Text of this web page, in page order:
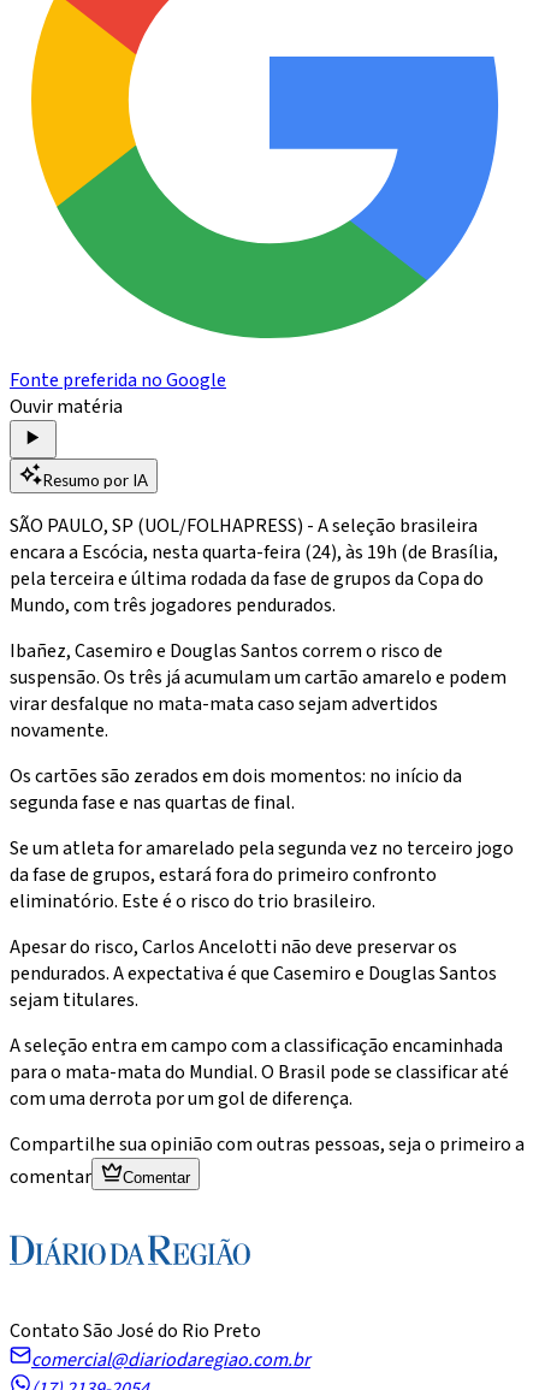
Fonte preferida no Google
Ouvir matéria
Resumo por IA
SÃO PAULO, SP (UOL/FOLHAPRESS) - A seleção brasileira
encara a Escócia, nesta quarta-feira (24), às 19h (de Brasília,
pela terceira e última rodada da fase de grupos da Copa do
Mundo, com três jogadores pendurados.
Ibañez, Casemiro e Douglas Santos correm o risco de
suspensão. Os três já acumulam um cartão amarelo e podem
virar desfalque no mata-mata caso sejam advertidos
novamente.
Os cartões são zerados em dois momentos: no início da
segunda fase e nas quartas de final.
Se um atleta for amarelado pela segunda vez no terceiro jogo
da fase de grupos, estará fora do primeiro confronto
eliminatório. Este é o risco do trio brasileiro.
Apesar do risco, Carlos Ancelotti não deve preservar os
pendurados. A expectativa é que Casemiro e Douglas Santos
sejam titulares.
A seleção entra em campo com a classificação encaminhada
para o mata-mata do Mundial. O Brasil pode se classificar até
com uma derrota por um gol de diferença.
Compartilhe sua opinião com outras pessoas, seja o primeiro a
comentar
Comentar
Contato São José do Rio Preto
comercial@diariodaregiao.com.br